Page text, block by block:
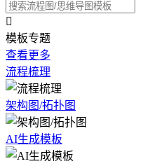

模板专题
查看更多
流程梳理
架构图/拓扑图
AI生成模板